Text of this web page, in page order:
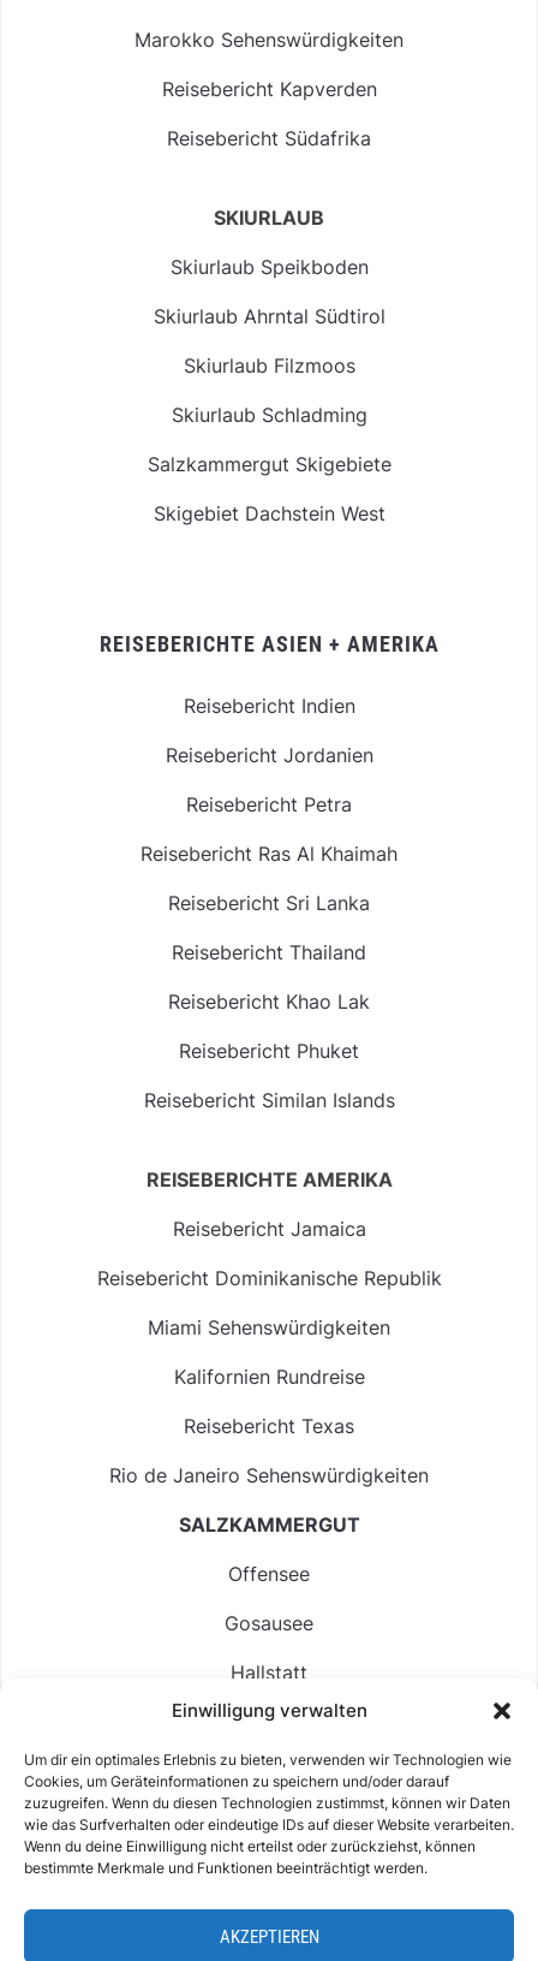
Einwilligung verwalten
Um dir ein optimales Erlebnis zu bieten, verwenden wir Technologien wie
Cookies, um Geräteinformationen zu speichern und/oder darauf
zuzugreifen. Wenn du diesen Technologien zustimmst, können wir Daten
wie das Surfverhalten oder eindeutige IDs auf dieser Website verarbeiten.
Wenn du deine Einwilligung nicht erteilst oder zurückziehst, können
bestimmte Merkmale und Funktionen beeinträchtigt werden.
AKZEPTIEREN
Marokko Sehenswürdigkeiten
Reisebericht Kapverden
Reisebericht Südafrika
SKIURLAUB
Skiurlaub Speikboden
Skiurlaub Ahrntal Südtirol
Skiurlaub Filzmoos
Skiurlaub Schladming
Salzkammergut Skigebiete
Skigebiet Dachstein West
REISEBERICHTE ASIEN + AMERIKA
Reisebericht Indien
Reisebericht Jordanien
Reisebericht Petra
Reisebericht Ras Al Khaimah
Reisebericht Sri Lanka
Reisebericht Thailand
Reisebericht Khao Lak
Reisebericht Phuket
Reisebericht Similan Islands
REISEBERICHTE AMERIKA
Reisebericht Jamaica
Reisebericht Dominikanische Republik
Miami Sehenswürdigkeiten
Kalifornien Rundreise
Reisebericht Texas
Rio de Janeiro Sehenswürdigkeiten
SALZKAMMERGUT
Offensee
Gosausee
Hallstatt
Langbathsee
Altausseer See
Hintersee
IMPRESSUM & KONTAKT